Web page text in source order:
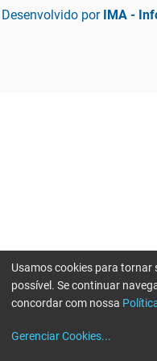
Desenvolvido por IMA -
Usamos cookies para tornar
possível. Se continuar
concordar com nossa
Gerenciar Cookies...
Erro ao enviar